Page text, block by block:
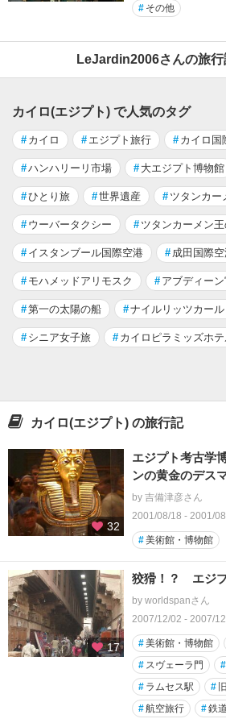
# その他
LeJardin2006さんの旅行
カイロ(エジプト) で人気のタグ
# カイロ # エジプト旅行 # カイロ国
#ハンハリーリ市場 # 大エジプト博物館
#ひとり旅 #世界遺産 # ツタンカー
# ウーバータクシー # ツタンカーメン
# イスタンブール国際空港 # 成田国際
# モハメッドアリモスク # アブディー
#第一の太陽の船 #ナイルリッツカー
# シニア女子旅 # カイロピラミッズホ
カイロ(エジプト) の旅行記
32
エジプト考古学
ンの黄金のデス
by 吉備津彦さん
2001/08/18 - 2001/
#美術館・博物館
17
狡猾！？ エジ
by worldspanさん
2007/12/02 - 2007/
#美術館・博物館
# スヴェーラ門 #
# ラムセス駅 #
#航空旅行 #鉄